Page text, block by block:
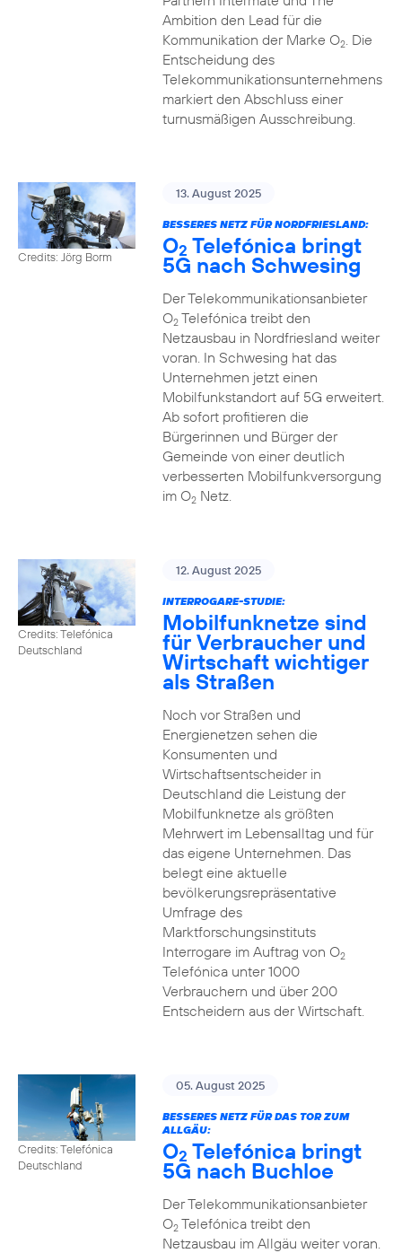
Ambition den Lead für die
Kommunikation der Marke O2. Die
Entscheidung des
Telekommunikationsunternehmens
markiert den Abschluss einer
turnusmäßigen Ausschreibung.
Credits: Jörg Borm
13. August 2025
BESSERES NETZ FÜR NORDFRIESLAND:
O2 Telefónica bringt
5G nach Schwesing
Der Telekommunikationsanbieter
O2Telefónica treibt den
Netzausbau in Nordfriesland weiter
voran. In Schwesing hat das
Unternehmen jetzt einen
Mobilfunkstandort auf 5G erweitert.
Ab sofort profitieren die
Bürgerinnen und Bürger der
Gemeinde von einer deutlich
verbesserten Mobilfunkversorgung
im O2Netz.
Credits: Telefónica
Deutschland
12. August 2025
INTERROGARE-STUDIE:
Mobilfunknetze sind
für Verbraucher und
Wirtschaft wichtiger
als Straßen
Noch vor Straßen und
Energienetzen sehen die
Konsumenten und
Wirtschaftsentscheider in
Deutschland die Leistung der
Mobilfunknetze als größten
Mehrwert im Lebensalltag und für
das eigene Unternehmen. Das
belegt eine aktuelle
bevölkerungsrepräsentative
Umfrage des
Marktforschungsinstituts
Interrogare im Auftrag von O2
Telefónica unter 1000
Verbrauchern und über 200
Entscheidern aus der Wirtschaft.
Credits: Telefónica
Deutschland
05. August 2025
BESSERES NETZ FÜR DAS TOR ZUM
ALLGÄU:
O2 Telefónica bringt
5G nach Buchloe
Der Telekommunikationsanbieter
O2Telefónica treibt den
Netzausbau im Allgäu weiter voran.